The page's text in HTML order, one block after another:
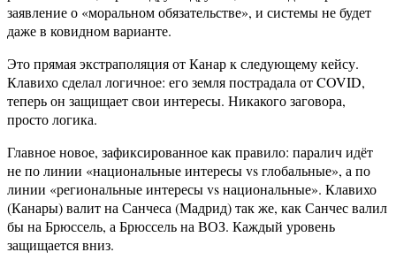
заявление о «моральном обязательстве», и системы не будет
даже в ковидном варианте.
Это прямая экстраполяция от Канар к следующему кейсу.
Клавихо сделал логичное: его земля пострадала от COVID,
теперь он защищает свои интересы. Никакого заговора,
просто логика.
Главное новое, зафиксированное как правило: паралич идёт
не по линии «национальные интересы vs глобальные», а по
линии «региональные интересы vs национальные». Клавихо
(Канары) валит на Санчеса (Мадрид) так же, как Санчес валил
бы на Брюссель, а Брюссель на ВОЗ. Каждый уровень
защищается вниз.